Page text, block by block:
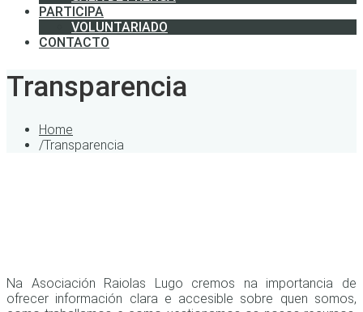
PARTICIPA
VOLUNTARIADO
CONTACTO
Transparencia
Home
/Transparencia
Na Asociación Raiolas Lugo cremos na importancia de
ofrecer información clara e accesible sobre quen somos,